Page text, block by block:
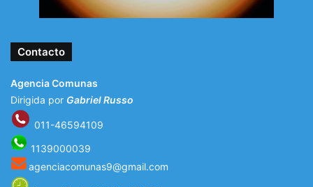
Contacto
Agencia Comunas
Dirigida por Gabriel Russo
011-46594109
1139000039
agenciacomunas9@gmail.com